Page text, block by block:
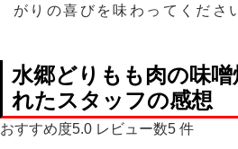
がりの喜びを味わってくださ
水郷どりもも肉の味噌
れたスタッフの感想
おすすめ度5.0 レビュー数5 件